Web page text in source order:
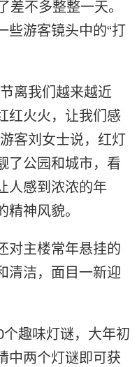
差不多整整一天。
些游客镜头中的“打
离我们越来越近
红火火，让我们感
客刘女士说，红灯
了公园和城市，看
人感到浓浓的年
神风貌。
主楼常年悬挂的
清洁，面目一新迎
趣味灯谜，大年初
中两个灯谜即可获